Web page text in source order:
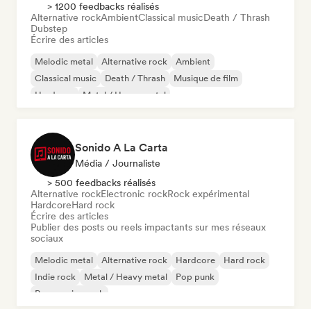
> 1200 feedbacks réalisés
Alternative rockAmbientClassical musicDeath / Thrash
Dubstep
Écrire des articles
Melodic metal Alternative rock
Ambient
Classical music
Death / Thrash
Musique de film
Hardcore
Metal / Heavy metal
Sonido A La Carta
Média / Journaliste
> 500 feedbacks réalisés
Alternative rockElectronic rockRock expérimental
HardcoreHard rock
Écrire des articles
Publier des posts ou reels impactants sur mes réseaux
sociaux
Melodic metal Alternative rock Hardcore
Hard rock
Indie rock
Metal / Heavy metal
Pop punk
Progressive rock